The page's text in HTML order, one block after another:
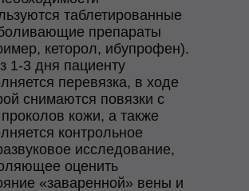
таблетированные
препараты
кеторол, ибупрофен).
1-3 дня пациенту
перевязка, в ходе
снимаются повязки с
кожи, а также
контрольное
исследование,
оценить
«заваренной» вены и